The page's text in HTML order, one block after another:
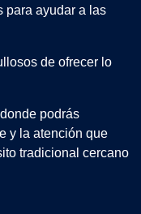
para ayudar a las
de ofrecer lo
podrás
y la atención que
tradicional cercano